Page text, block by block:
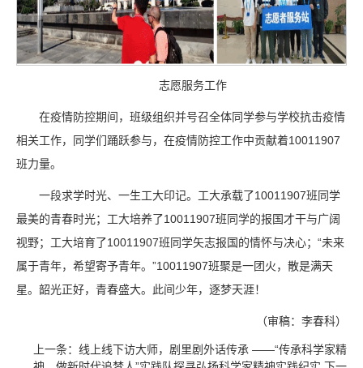
志愿服务工作
在疫情防控期间，班级组织并号召全体同学参与学校抗击疫情
相关工作，同学们踊跃参与，在疫情防控工作中贡献着10011907
班力量。
一段求学时光、一生工大印记。工大承载了10011907班同学
最美的青春时光；工大培养了10011907班同学的报国才干与广阔
视野；工大培育了10011907班同学矢志报国的情怀与决心；“未来
属于青年，希望寄予青年。”10011907班聚是一团火，散是满天
星。韶光正好，青春盛大。此间少年，逐梦天涯！
（审稿：李春科）
上一条： 线上线下访大师，剧里剧外话传承 ——“传承科学家精